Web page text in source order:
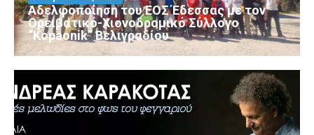
Αδελφοποίηση του ΕΟΣ Έδεσσας με τον
Ορειβατικό-Χιονοδρομικό Σύλλογο
“Kopaonik” Βελιγραδίου